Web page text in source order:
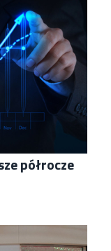
Komorniki
Warszawa
(K/M/N)
półrocze